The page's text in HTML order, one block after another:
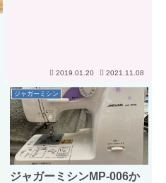
2019.01.20 2021.11.08
ジャガーミシン
ジャガーミシンMP-006か